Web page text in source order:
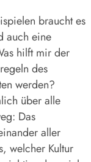
braucht es
auch eine
hilft mir der
des
werden?
über alle
Das
aller
welcher Kultur